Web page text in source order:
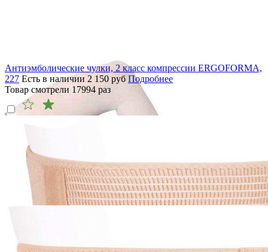
Антиэмболические чулки, 2 класс компрессии ERGOFORMA,
227 Есть в наличии 2 150 руб Подробнее
Товар смотрели 17994 раз